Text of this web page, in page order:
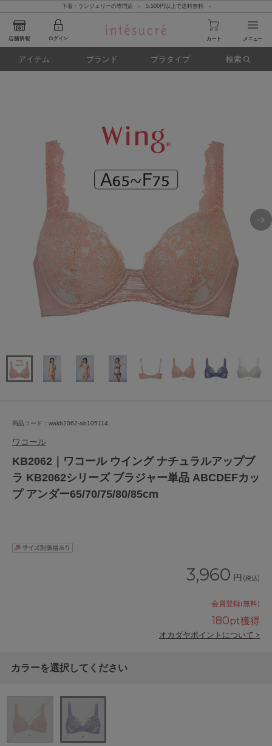
下着・ランジェリーの専門店 - 5,500円以上で送料無料 -
アイテム ブランド ブラタイプ 検索
商品コード：wakb2062-ab105114
ワコール
KB2062｜ワコール ウイング ナチュラルアップブ
ラ KB2062シリーズ ブラジャー単品 ABCDEFカッ
プ アンダー65/70/75/80/85cm
3,960 円 (税込)
会員登録(無料)
180pt獲得
オカダヤポイントについて >
カラーを選択してください